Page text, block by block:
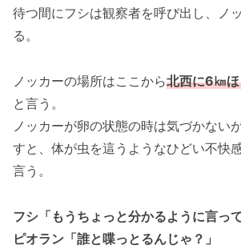
待つ間にフシは観察者を呼び出し、ノ
る。
ノッカーの場所はここから北西に6㎞
と言う。
ノッカーが卵の状態の時は気づかない
すと、体が虫を這うようなひどい不快
言う。
フシ「もうちょっと分かるように言っ
ピオラン「誰と喋っとるんじゃ？」